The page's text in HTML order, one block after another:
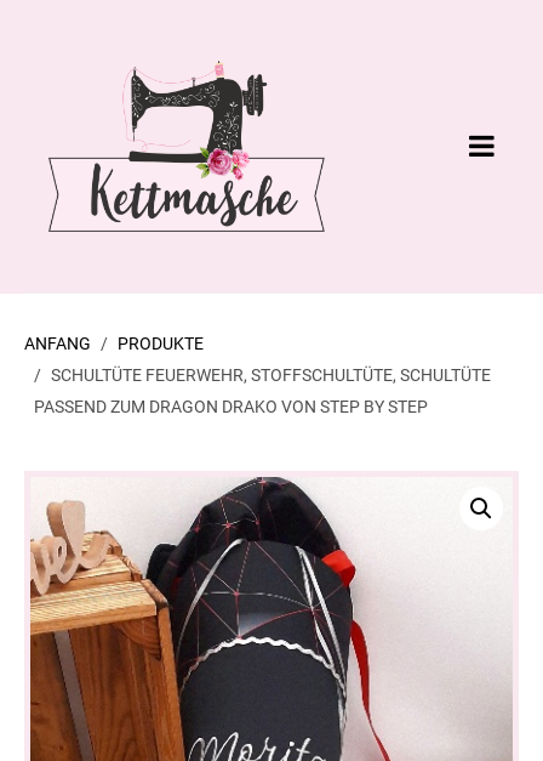
ANFANG
PRODUKTE
SCHULTÜTE FEUERWEHR, STOFFSCHULTÜTE, SCHULTÜTE
PASSEND ZUM DRAGON DRAKO VON STEP BY STEP